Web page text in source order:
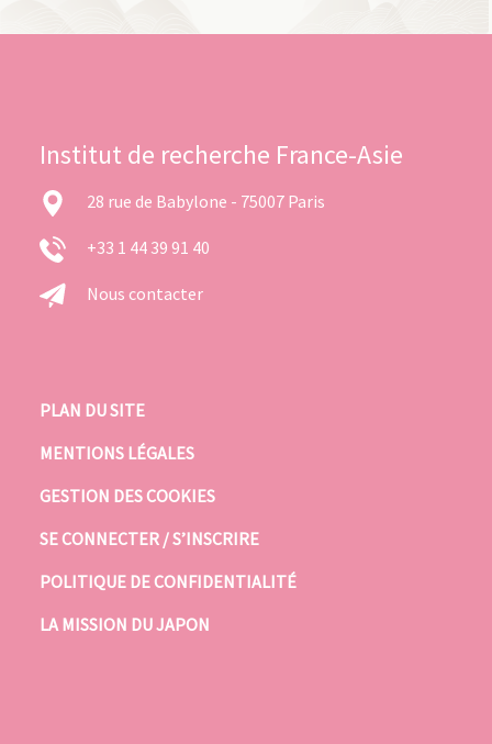
Institut de recherche France-Asie
28 rue de Babylone - 75007 Paris
+33 1 44 39 91 40
Nous contacter
PLAN DU SITE
MENTIONS LÉGALES
GESTION DES COOKIES
SE CONNECTER / S’INSCRIRE
POLITIQUE DE CONFIDENTIALITÉ
LA MISSION DU JAPON